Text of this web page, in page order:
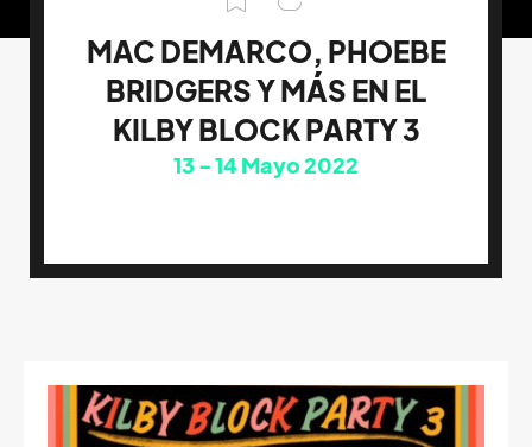
MAC DEMARCO, PHOEBE
BRIDGERS Y MÁS EN EL
KILBY BLOCK PARTY 3
13 14Mayo 2022